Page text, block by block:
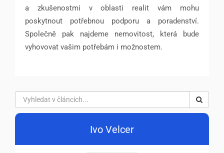
a zkušenostmi v oblasti realit vám mohu
poskytnout potřebnou podporu a poradenství.
Společně pak najdeme nemovitost, která bude
vyhovovat vašim potřebám i možnostem.
Ivo Velcer